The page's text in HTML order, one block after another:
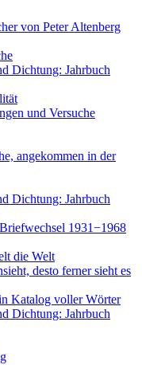
von Peter Altenberg
Dichtung: Jahrbuch
und Versuche
angekommen in der
Dichtung: Jahrbuch
1931−1968
die Welt
desto ferner sieht es
Katalog voller Wörter
Dichtung: Jahrbuch